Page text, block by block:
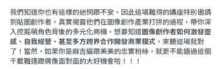
我們知道你也有這樣的迷惘跟不安，因此這場難得的講座特別邀請
到貼圖創作者，真實揭露他們在圖像創作產業打拼的過程，帶你深
入挖掘萌角色背後的多元化商機，想要知道圖像創作者如何激發靈
感、自我經營、甚至多方跨界合作開發商業模式 ，來聽這場就對
了！當然，如果你是麻吉貓跟美美的忠實粉絲，就更不能錯過這個
千載難逢跟偶像面對面的大好機會啦！！！